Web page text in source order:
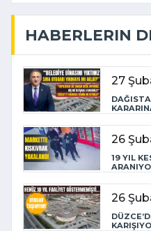
HABERLERIN
27
26
19 YIL
26